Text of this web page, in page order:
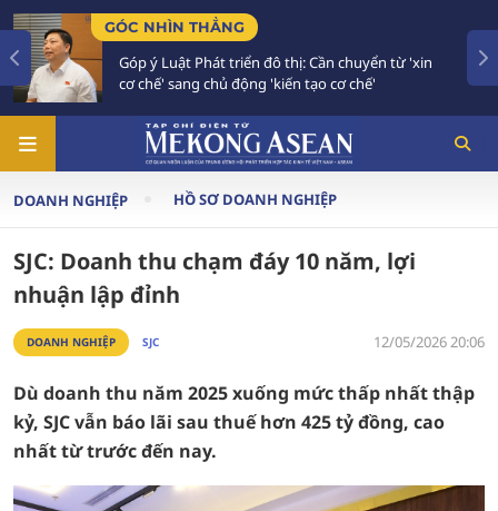
NHÌN THẲNG
ý Luật Phát triển đô thị: Cần chuyển từ 'xin
chế' sang chủ động 'kiến tạo cơ chế'
TIÊU
Bế
vào
DOANH NGHIỆP HỒ SƠ DOANH NGHIỆP
SJC: Doanh thu chạm đáy 10 năm, lợi
nhuận lập đỉnh
DOANH NGHIỆP SJC 12/05/2026 20:06
Dù doanh thu năm 2025 xuống mức thấp nhất thập
kỷ, SJC vẫn báo lãi sau thuế hơn 425 tỷ đồng, cao
nhất từ trước đến nay.